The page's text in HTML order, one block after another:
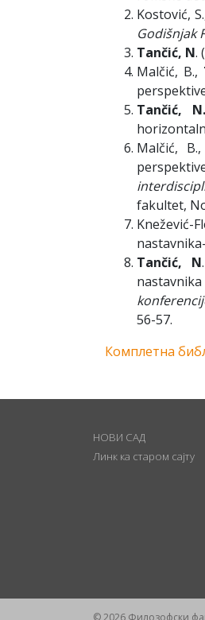
Kostović,
Godišnjak
Tančić, N.
Malčić, B.,
Tančić,
Malčić, B.,
fakultet,
Tančić, N
56-57.
Комплетна
НОВИ САД
Линк ка старом сајту
© 2026 Филозофски